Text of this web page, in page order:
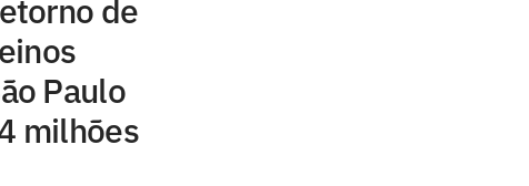
de
Paulo
milhões